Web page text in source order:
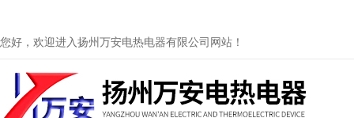
您好，欢迎进入扬州万安电热电器有限公司网站！